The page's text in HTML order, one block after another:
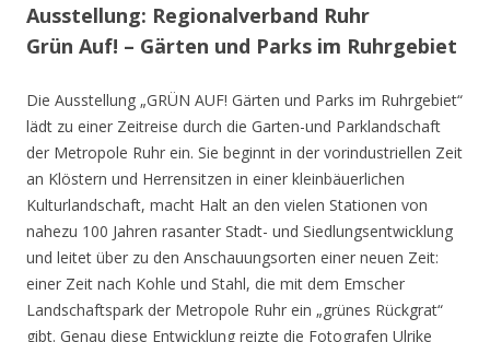
Ausstellung: Regionalverband Ruhr
Grün Auf! – Gärten und Parks im Ruhrgebiet
Die Ausstellung „GRÜN AUF! Gärten und Parks im Ruhrgebiet“
lädt zu einer Zeitreise durch die Garten-und Parklandschaft
der Metropole Ruhr ein. Sie beginnt in der vorindustriellen Zeit
an Klöstern und Herrensitzen in einer kleinbäuerlichen
Kulturlandschaft, macht Halt an den vielen Stationen von
nahezu 100 Jahren rasanter Stadt- und Siedlungsentwicklung
und leitet über zu den Anschauungsorten einer neuen Zeit:
einer Zeit nach Kohle und Stahl, die mit dem Emscher
Landschaftspark der Metropole Ruhr ein „grünes Rückgrat“
gibt. Genau diese Entwicklung reizte die Fotografen Ulrike